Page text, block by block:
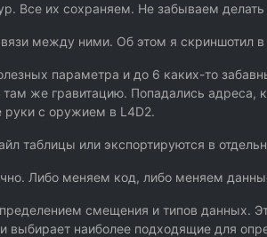
Все их сохраняем. Не забываем
между ними. Об этом я скриншотил
параметра и до 6 каких-то
же гравитацию. Попадались адреса,
с оружием в L4D2.
таблицы или экспортируются в
Либо меняем код, либо меняем
смещения и типов данных.
выбирает наиболее подходящие для